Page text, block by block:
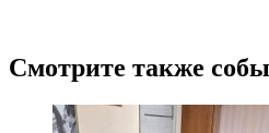
Смотрите также